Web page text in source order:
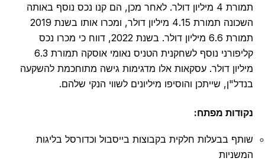
תמורת 4 מיליון דולר. לאחר מכן, הם קנו נכס נוסף באותה
השכונה תמורת 4.15 מיליון דולר, ומכרו אותו בשנת 2019
תמורת 6.6 מיליון דולר. בשנת 2022, דווח כי מכרו נכס
קליפורני נוסף לשחקנית הטניס נאומי אוסקה תמורת 6.3
מיליון דולר. עסקאות אלו מדגימות גישה מתוחכמת להשקעה
בנדל"ן, שייתכן והוסיפו מיליונים לשווי הנקי שלהם.
נקודות מפתח:
שותף בבעלות חלקית בקבוצות בייסבול וכדורסל בליגות
המשניות